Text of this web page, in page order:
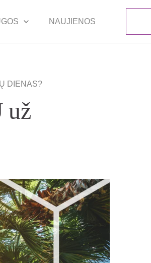
NAUJIENOS
DIENAS?
už